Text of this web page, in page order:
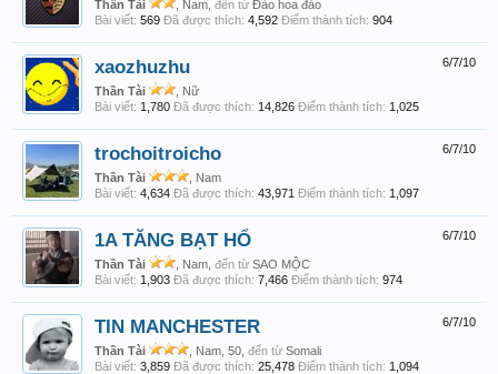
Thần Tài , Nam, đến từ Đào hoa đảo
Bài viết: 569 Đã được thích: 4,592 Điểm thành tích: 904
6/7/10
xaozhuzhu
Thần Tài
, Nữ
Bài viết: 1,780 Đã được thích: 14,826 Điểm thành tích: 1,025
6/7/10
trochoitroicho
Thần Tài
, Nam
Bài viết: 4,634 Đã được thích: 43,971 Điểm thành tích: 1,097
6/7/10
1A TĂNG BẠT HỔ
Thần Tài , Nam, đến từ SAO MỘC
Bài viết: 1,903 Đã được thích: 7,466 Điểm thành tích: 974
6/7/10
TIN MANCHESTER
Thần Tài , Nam, 50, đến từ Somali
Bài viết: 3,859 Đã được thích: 25,478 Điểm thành tích: 1,094